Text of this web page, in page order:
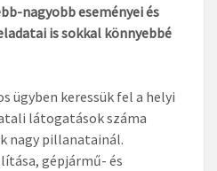
nagyobb eseményei és
is sokkal könnyebbé
ügyben keressük fel a helyi
látogatások száma
nagy pillanatainál.
gépjármű- és